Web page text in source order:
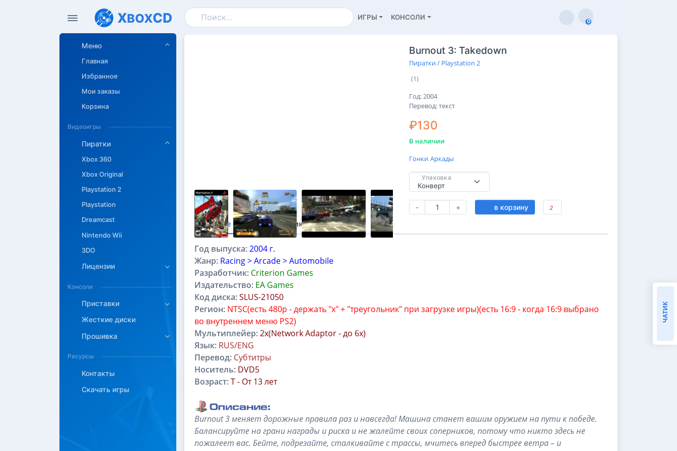
XBOXCD
Меню
Главная
Избранное
Мои заказы
Корзина
Видеоигры
Пиратки
Xbox 360
Xbox Original
Playstation 2
Playstation
Dreamcast
Nintendo Wii
3DO
Лицензии
Консоли
Приставки
Жесткие диски
Прошивка
Ресурсы
Контакты
Скачать игры
ИГРЫ КОНСОЛИ
0
0
Burnout 3: Takedown
Пиратки / Playstation 2
(1)
Год: 2004
Перевод: текст
₽130
В наличии
Гонки Аркады
Упаковка
- + в корзину 2
Описание Характеристики Отзывы
Год выпуска:2004 г.
Жанр: Racing > Arcade > Automobile
Разработчик: Criterion Games
Издательство: EA Games
Код диска:SLUS-21050
Регион: NTSC(есть 480p - держать "х" + "треугольник" при загрузке игры)(есть 16:9 - когда 16:9 выбрано
во внутреннем меню PS2)
Мультиплейер:2x(Network Adaptor - до 6x)
Язык: RUS/ENG
Перевод: Субтитры
Носитель: DVD5
Возраст:T - От 13 лет
Burnout 3 меняет дорожные правила раз и навсегда! Машина станет вашим оружием на пути к победе.
Балансируйте на грани награды и риска и не жалейте своих соперников, потому что никто здесь не
пожалеет вас. Бейте, подрезайте, сталкивайте с трассы, мчитесь вперед быстрее ветра – и
ЧАТИК